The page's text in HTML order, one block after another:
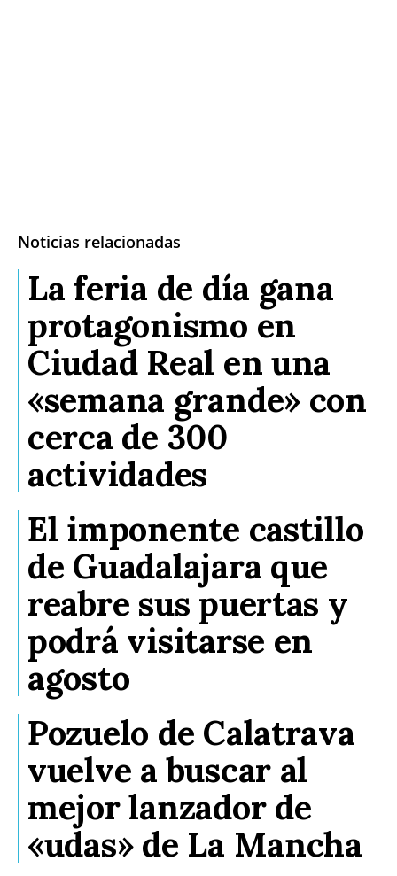
Noticias relacionadas
La feria de día gana
protagonismo en
Ciudad Real en una
«semana grande» con
cerca de 300
actividades
El imponente castillo
de Guadalajara que
reabre sus puertas y
podrá visitarse en
agosto
Pozuelo de Calatrava
vuelve a buscar al
mejor lanzador de
«udas» de La Mancha